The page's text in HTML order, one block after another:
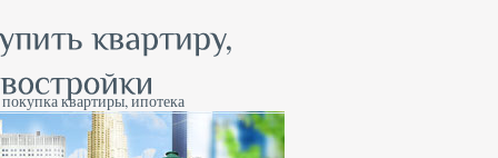
квартиры, ипотека